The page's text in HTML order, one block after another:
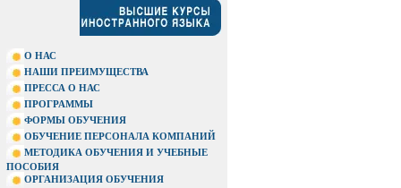
О НАС
НАШИ ПРЕИМУЩЕСТВА
ПРЕССА О НАС
ПРОГРАММЫ
ФОРМЫ ОБУЧЕНИЯ
ОБУЧЕНИЕ ПЕРСОНАЛА КОМПАНИЙ
МЕТОДИКА ОБУЧЕНИЯ И УЧЕБНЫЕ
ПОСОБИЯ
ОРГАНИЗАЦИЯ ОБУЧЕНИЯ